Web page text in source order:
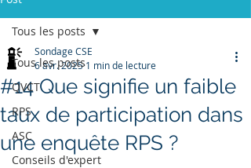
Tous les posts
QVCT
RPS
ASC
Conseils d'expert
Tous les posts
#14 Que signifie un faible
taux de participation dans
une enquête RPS ?
Sondage CSE
6 avr. 2025 1 min de lecture